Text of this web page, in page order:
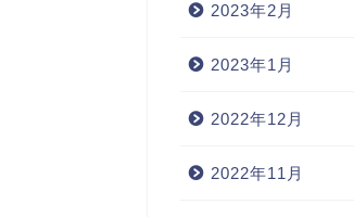
2023年2月
2023年1月
2022年12月
2022年11月